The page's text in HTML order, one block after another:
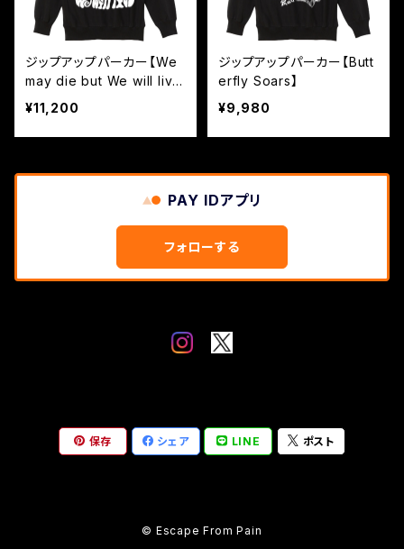
ジップアップパーカー【We
may die but We will liv
e】
¥11,200
ジップアップパーカー【Butt
erfly Soars】
¥9,980
PAY IDアプリ
フォローする
保存 シェア LINE ポスト
© Escape From Pain